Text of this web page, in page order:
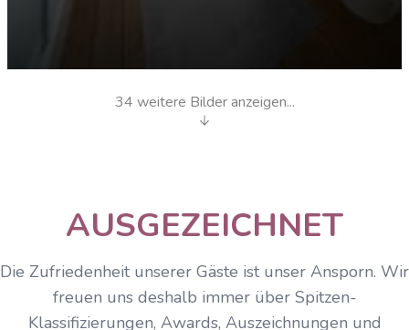
Mobilheim Bad
34 weitere Bilder anzeigen...
AUSGEZEICHNET
Die Zufriedenheit unserer Gäste ist unser Ansporn. Wir
freuen uns deshalb immer über Spitzen-
Klassifizierungen, Awards, Auszeichnungen und